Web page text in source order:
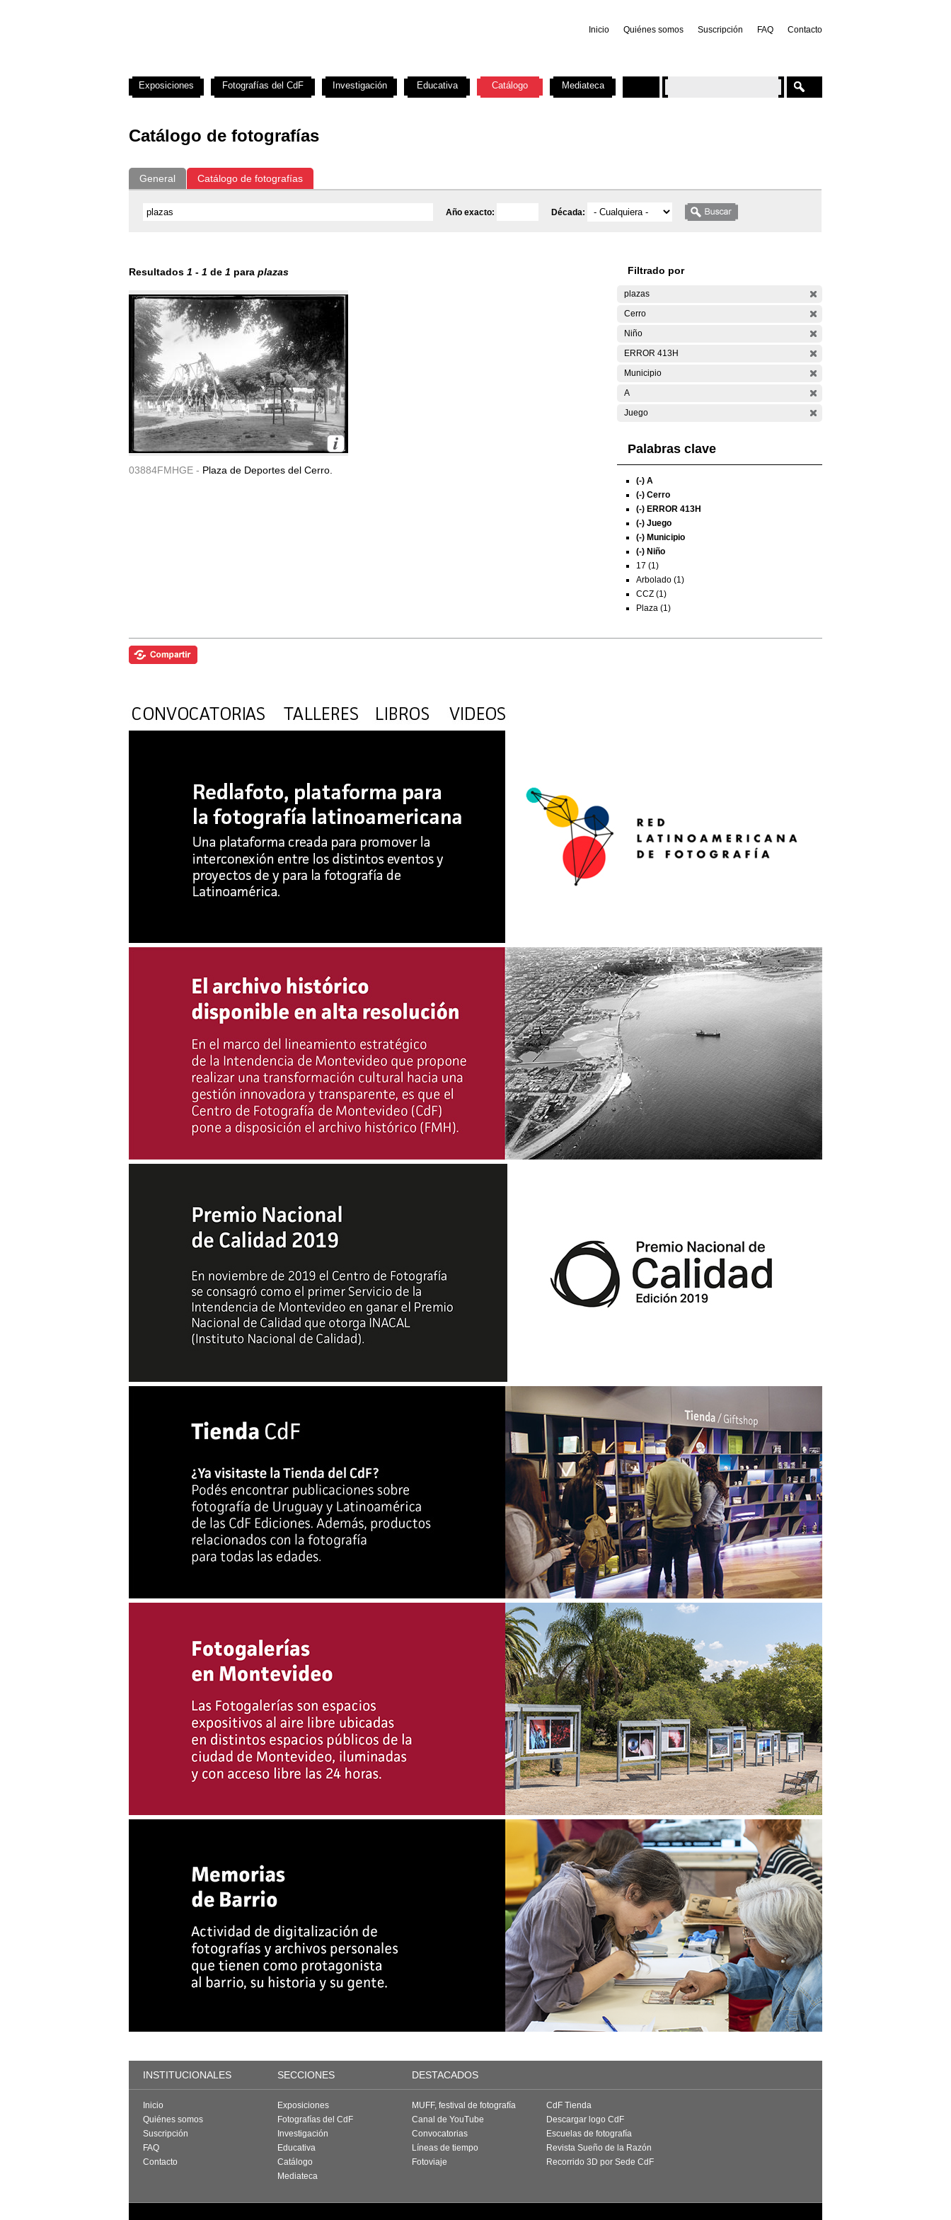
Inicio Quiénes somos Suscripción FAQ Contacto
Catálogo de fotografías
General Catálogo de fotografías
Año exacto: Década:
Resultados 1 - 1 de 1 para plazas
03884FMHGE - Plaza de Deportes del Cerro.
Filtrado por
plazas
Cerro
Niño
ERROR 413H
Municipio
A
Juego
Palabras clave
(-) A
(-) Cerro
(-) ERROR 413H
(-) Juego
(-) Municipio
(-) Niño
17 (1)
Arbolado (1)
CCZ (1)
Plaza (1)
Exposiciones Fotografías del CdF Investigación Educativa Catálogo Mediateca
INSTITUCIONALES SECCIONES DESTACADOS
Inicio
Quiénes somos
Suscripción
FAQ
Contacto
Exposiciones
Fotografías del CdF
Investigación
Educativa
Catálogo
Mediateca
MUFF, festival de fotografía
Canal de YouTube
Convocatorias
Líneas de tiempo
Fotoviaje
CdF Tienda
Descargar logo CdF
Escuelas de fotografía
Revista Sueño de la Razón
Recorrido 3D por Sede CdF